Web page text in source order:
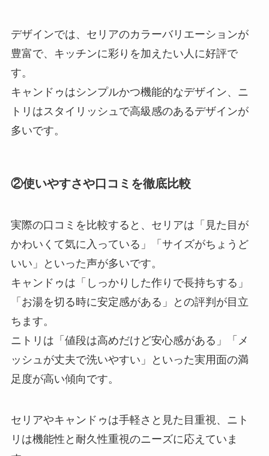
デザインでは、セリアのカラーバリエーションが
豊富で、キッチンに彩りを加えたい人に好評で
す。
キャンドゥはシンプルかつ機能的なデザイン、ニ
トリはスタイリッシュで高級感のあるデザインが
多いです。
②使いやすさや口コミを徹底比較
実際の口コミを比較すると、セリアは「見た目が
かわいくて気に入っている」「サイズがちょうど
いい」といった声が多いです。
キャンドゥは「しっかりした作りで長持ちする」
「お湯を切る時に安定感がある」との評判が目立
ちます。
ニトリは「値段は高めだけど安心感がある」「メ
ッシュが丈夫で洗いやすい」といった実用面の満
足度が高い傾向です。
セリアやキャンドゥは手軽さと見た目重視、ニト
リは機能性と耐久性重視のニーズに応えていま